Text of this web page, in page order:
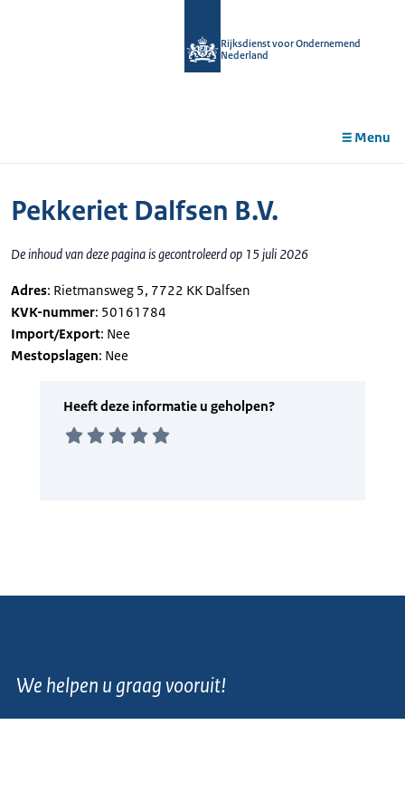
Rijksdienst voor Ondernemend
Nederland
Menu
Pekkeriet Dalfsen B.V.
De inhoud van deze pagina is gecontroleerd op 15 juli 2026
Adres: Rietmansweg 5, 7722 KK Dalfsen
KVK-nummer: 50161784
Import/Export: Nee
Mestopslagen: Nee
We helpen u graag vooruit!